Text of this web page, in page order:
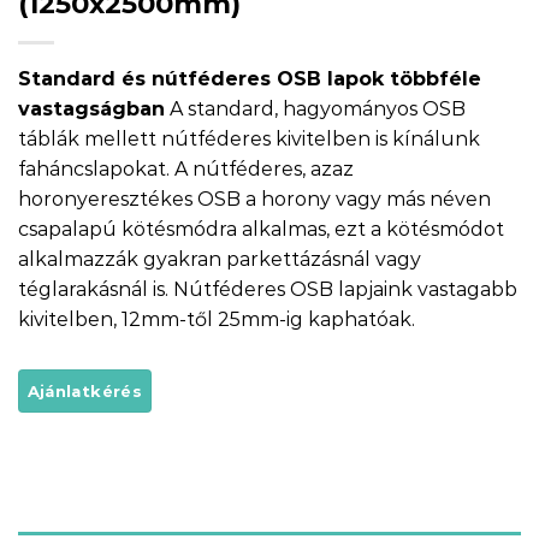
Standard és nútféderes OSB lapok többféle
vastagságban A standard, hagyományos OSB
táblák mellett nútféderes kivitelben is kínálunk
faháncslapokat. A nútféderes, azaz
horonyeresztékes OSB a horony vagy más néven
csapalapú kötésmódra alkalmas, ezt a kötésmódot
alkalmazzák gyakran parkettázásnál vagy
téglarakásnál is. Nútféderes OSB lapjaink vastagabb
kivitelben, 12mm-től 25mm-ig kaphatóak.